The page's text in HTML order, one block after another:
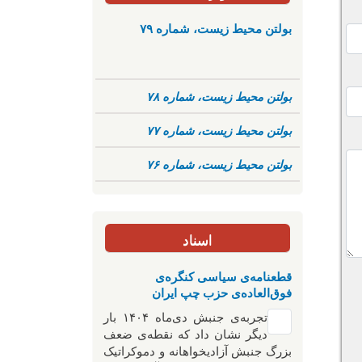
بولتن محیط زیست، شماره ۷۹
بولتن محیط زیست، شماره ۷۸
بولتن محیط زیست، شماره ۷۷
بولتن محیط زیست، شماره ۷۶
اسناد
قطعنامه‌ی سیاسی کنگره‌ی
فوق‌العاده‌ی حزب چپ ایران
تجربه‌ی جنبش دی‌ماه ۱۴۰۴ بار
دیگر نشان داد که نقطه‌ی ضعف
بزرگ جنبش آزادیخواهانه و دموکراتیک